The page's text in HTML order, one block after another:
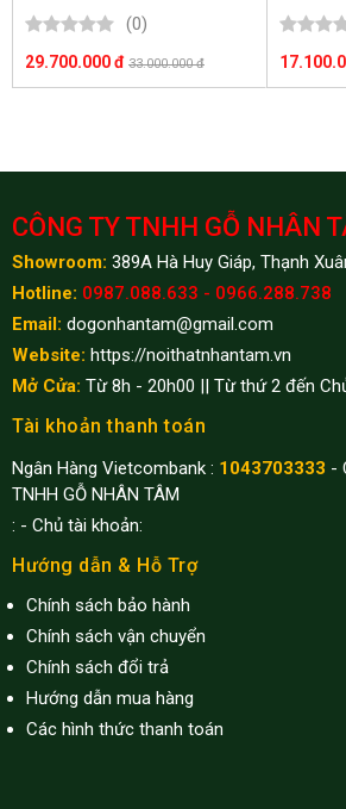
(0)
29.700.000 đ 33.000.000 đ
CÔNG TY TNHH GỖ NHÂN
Showroom: 389A Hà Huy Giáp, Thạnh
Hotline: 0987.088.633 - 0966.288.738
Email: dogonhantam@gmail.com
Website: https://noithatnhantam.vn
Mở Cửa: Từ 8h - 20h00 || Từ thứ 2 đến
Tài khoản thanh toán
Ngân Hàng Vietcombank : 1043703333 -
TNHH GỖ NHÂN TÂM
: - Chủ tài khoản:
Hướng dẫn & Hỗ Trợ
Chính sách bảo hành
Chính sách vận chuyển
Chính sách đổi trả
Hướng dẫn mua hàng
Các hình thức thanh toán